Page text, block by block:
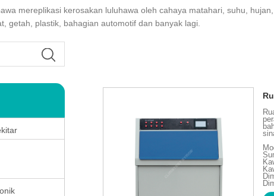
mereplikasi kerosakan luluhawa oleh cahaya matahari, suhu,
getah, plastik, bahagian automotif dan banyak lagi.